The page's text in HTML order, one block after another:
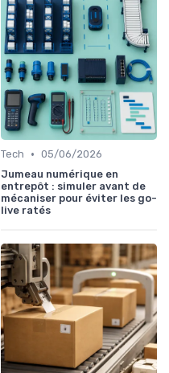
Tech • 05/06/2026
Jumeau numérique en
entrepôt : simuler avant de
mécaniser pour éviter les go-
live ratés